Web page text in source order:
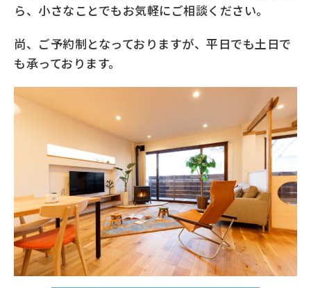
ら、小さなことでもお気軽にご相談ください。
尚、ご予約制となっておりますが、平日でも土日で
も承っております。